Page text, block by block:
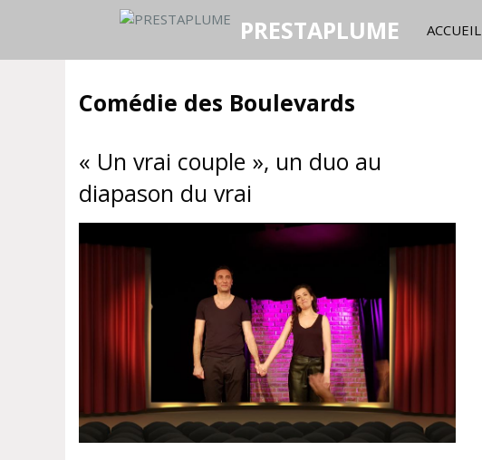
PRESTAPLUME ACCUEIL
Comédie des Boulevards
« Un vrai couple », un duo au
diapason du vrai